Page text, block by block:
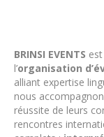
BRINSI EVENTS
l’organisation
alliant expertise
nous
réussite de leurs
rencontres